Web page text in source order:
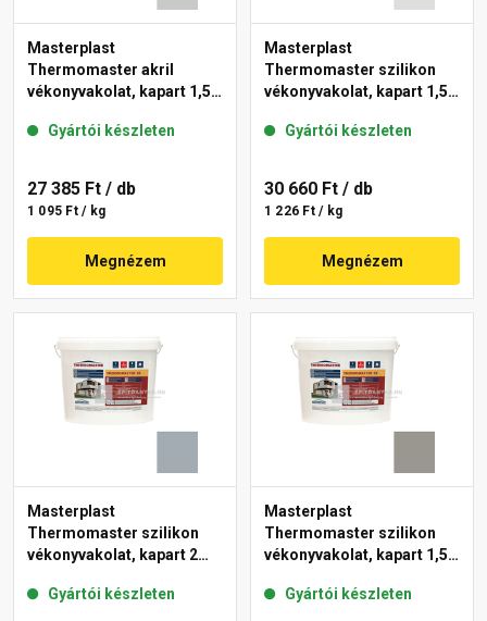
Masterplast
Thermomaster akril
vékonyvakolat, kapart 1,5
Gyártói készleten
27 385 Ft / db
1 095 Ft / kg
Megnézem
Masterplast
Thermomaster szilikon
vékonyvakolat, kapart 1,5
Gyártói készleten
30 660 Ft / db
1 226 Ft / kg
Megnézem
Masterplast
Thermomaster szilikon
vékonyvakolat, kapart 2
Gyártói készleten
Masterplast
Thermomaster szilikon
vékonyvakolat, kapart 1,5
Gyártói készleten